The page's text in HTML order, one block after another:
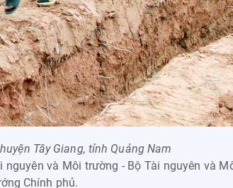
Tây Giang, tỉnh Quảng Nam
và Môi trường - Bộ Tài nguyên và
Chính phủ.